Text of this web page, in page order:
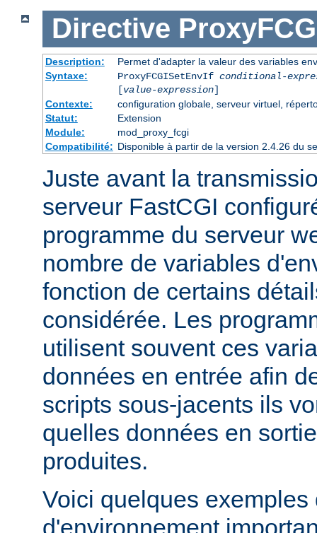
Directive
Description:
Permet d'adapter la valeur des variables
Syntaxe:
ProxyFCGISetEnvIf conditional-
[value-expression]
Contexte:
configuration globale, serveur virtuel,
Statut:
Extension
Module:
mod_proxy_fcgi
Compatibilité: Disponible à partir de la version 2.4.26 du
Juste avant la
serveur FastCGI
programme du serveur
nombre de variables
fonction de certains
considérée. Les
utilisent souvent ces
données en entrée afin
scripts sous-jacents ils
quelles données en
produites.
Voici quelques exemples
d'environnement